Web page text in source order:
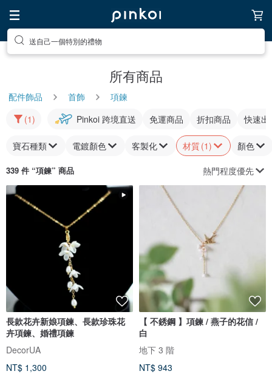
送自己一個特別的禮物
所有商品
配件飾品 首飾
項鍊
(1)
Pinkoi 跨境直送 免運商品 折扣商品 快速出
寶石種類 電鍍顏色 客製化 材質(1) 顏色
339 件 “項鍊” 商品 熱門程度優先
長款花卉新娘項鍊、長款珍珠花
卉項鍊、婚禮項鍊
DecorUA
NT$ 1,300
【 不銹鋼 】項鍊 / 燕子的花信 /
白
地下 3 階
NT$ 943